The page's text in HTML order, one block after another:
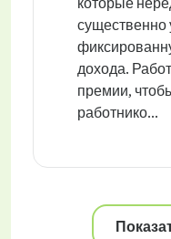
существенно
дохода.
премии,
работнико...